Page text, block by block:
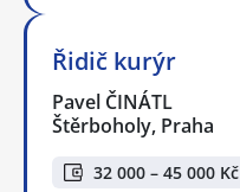
Řidič kurýr
Pavel ČINÁTL
Štěrboholy, Praha
32 000 – 45 000 Kč